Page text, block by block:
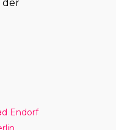
der
Endorf